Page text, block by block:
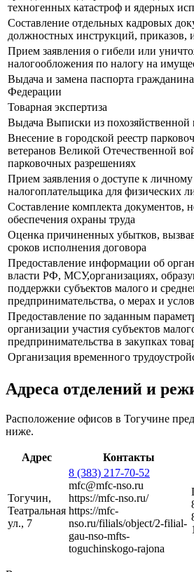
техногенных катастроф и ядерных
Составление отдельных кадровых
должностных инструкций, приказов,
Прием заявления о гибели или
налогообложения по налогу на
Выдача и замена паспорта
Федерации
Товарная экспертиза
Выдача Выписки из похозяйственной
Внесение в городской реестр
ветеранов Великой Отечественной
парковочных разрешениях
Прием заявления о доступе к
налогоплательщика для физических
Составление комплекта документов,
обеспечения охраны труда
Оценка причиненных убытков,
сроков исполнения договора
Предоставление информации об
власти РФ, МСУ,организациях,
поддержки субъектов малого и
предпринимательства, о мерах и
Предоставление по заданным
организации участия субъектов
предпринимательства в закупках
Организация временного
Адреса отделений и
Расположение офисов в Тогучине
ниже.
Адрес Контакты
Тогучин,
Театральная
ул., 7
8 (383) 217-70-52
mfc@mfc-nso.ru
https://mfc-nso.ru/
https://mfc-
nso.ru/filials/object/2-filial-
gau-nso-mfts-
toguchinskogo-rajona